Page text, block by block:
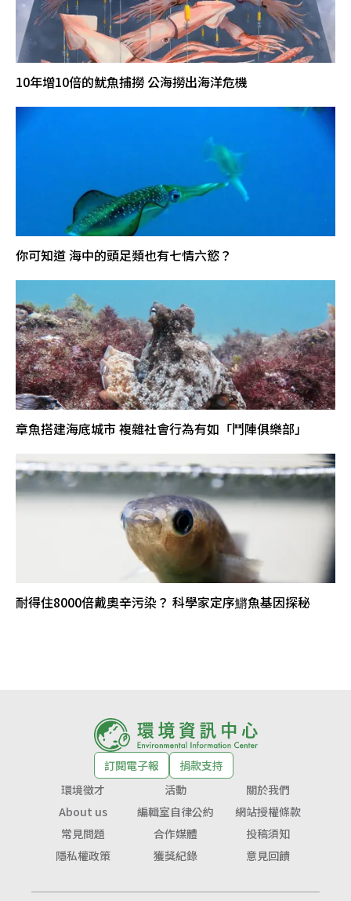
10年增10倍的魷魚捕撈 公海撈出海洋危機
你可知道 海中的頭足類也有七情六慾？
章魚搭建海底城市 複雜社會行為有如「鬥陣俱樂部」
耐得住8000倍戴奧辛污染？ 科學家定序鱂魚基因探秘
訂閱電子報
捐款支持
環境徵才
活動
關於我們
About us
編輯室自律公約
網站授權條款
常見問題
合作媒體
投稿須知
隱私權政策
獲獎紀錄 意見回饋